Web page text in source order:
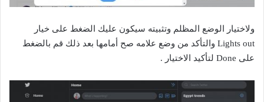
ولاختيار الوضع المظلم وتثبيته سيكون عليك الضغط على خيار
Lights out والتأكد من وضع علامه صح أمامها بعد ذلك قم بالضغط
على Done لتأكيد الاختيار .